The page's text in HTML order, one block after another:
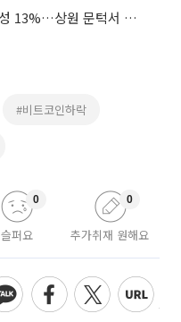
美 클래리티 법안 연내 통과 가능성 13%…상원 문턱서 제동
#비트코인하락
슬퍼요
0
추가취재 원해요
0